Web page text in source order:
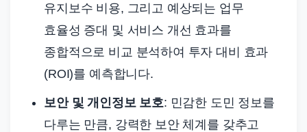
유지보수 비용, 그리고 예상되는 업무
효율성 증대 및 서비스 개선 효과를
종합적으로 비교 분석하여 투자 대비 효과
(ROI)를 예측합니다.
보안 및 개인정보 보호: 민감한 도민 정보를
다루는 만큼, 강력한 보안 체계를 갖추고